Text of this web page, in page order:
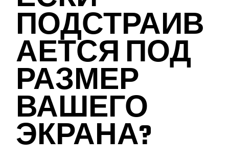
ПОДСТРАИВ
АЕТСЯ ПОД
РАЗМЕР
ВАШЕГО
ЭКРАНА?